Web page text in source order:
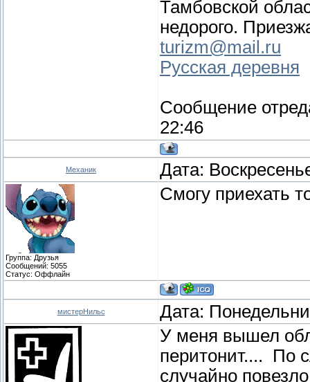
Тамбовской
недорого.
turizm@mail.ru
Русская деревня
Сообщение
22:46
Механик Дата:
Группа: Друзья
Сообщений: 5055
Статус: Оффлайн
Смогу приехать
мистерНильс Дата:
У меня вышел
перитонит.... По
случайно